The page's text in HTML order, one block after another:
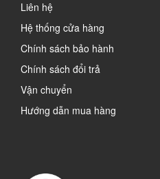
Liên hệ
Hệ thống cửa hàng
Chính sách bảo hành
Chính sách đổi trả
Vận chuyển
Hướng dẫn mua hàng